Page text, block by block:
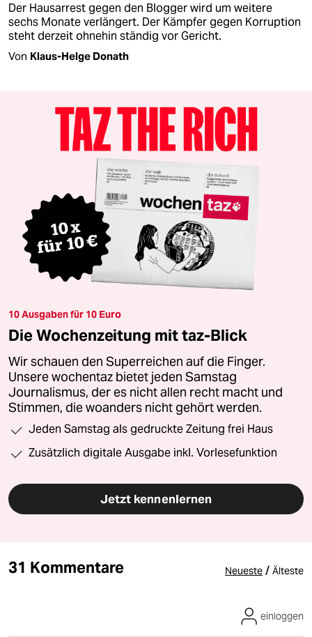
Der Hausarrest gegen den Blogger wird um weitere
sechs Monate verlängert. Der Kämpfer gegen Korruption
steht derzeit ohnehin ständig vor Gericht.
Von Klaus-Helge Donath
10 Ausgaben für 10 Euro
Die Wochenzeitung mit taz-Blick
Wir schauen den Superreichen auf die Finger.
Unsere wochentaz bietet jeden Samstag
Journalismus, der es nicht allen recht macht und
Stimmen, die woanders nicht gehört werden.
Jeden Samstag als gedruckte Zeitung frei Haus
Zusätzlich digitale Ausgabe inkl. Vorlesefunktion
Jetzt kennenlernen
31 Kommentare Neueste / Älteste
einloggen